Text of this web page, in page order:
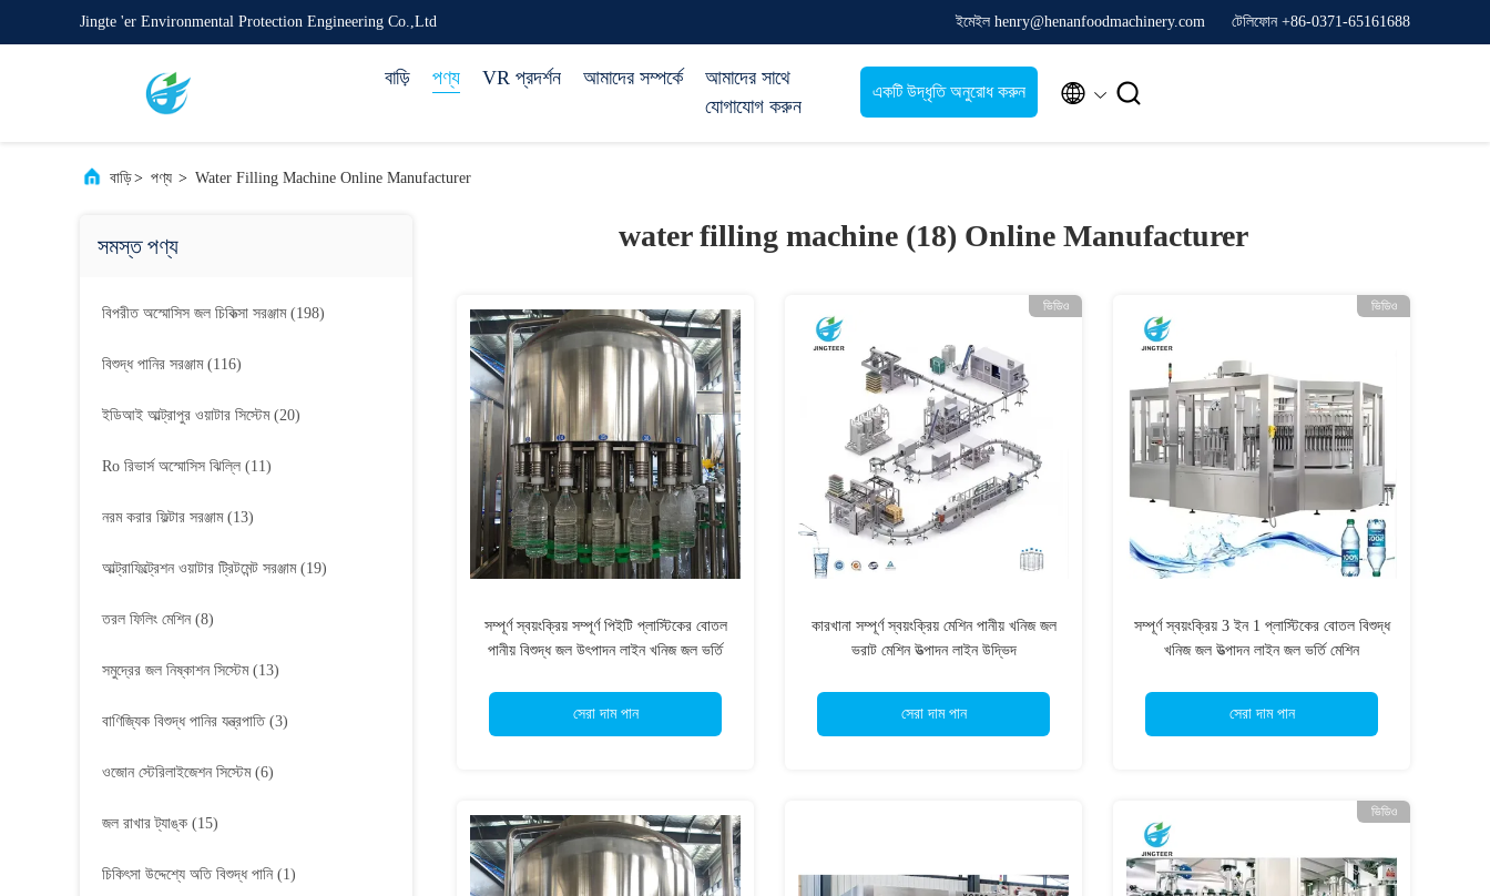
Jingte 'er Environmental Protection Engineering Co.,Ltd ইমেইল henry@henanfoodmachinery.com টেলিফোন +86-0371-65161688
বাড়ি পণ্য VR প্রদর্শন আমাদের সম্পর্কে
আমাদের সাথে
যোগাযোগ করুন
একটি উদ্ধৃতি অনুরোধ করুন  
বাড়ি> পণ্য > Water Filling Machine Online Manufacturer
সমস্ত পণ্য
বিপরীত অস্মোসিস জল চিকিত্সা সরঞ্জাম(198)
বিশুদ্ধ পানির সরঞ্জাম(116)
ইডিআই আল্ট্রাপুর ওয়াটার সিস্টেম(20)
Ro রিভার্স অস্মোসিস ঝিল্লি (11)
নরম করার ফিল্টার সরঞ্জাম(13)
আল্ট্রাফিল্ট্রেশন ওয়াটার ট্রিটমেন্ট সরঞ্জাম(19)
তরল ফিলিং মেশিন(8)
সমুদ্রের জল নিষ্কাশন সিস্টেম(13)
বাণিজ্যিক বিশুদ্ধ পানির যন্ত্রপাতি(3)
ওজোন স্টেরিলাইজেশন সিস্টেম(6)
জল রাখার ট্যাঙ্ক (15)
চিকিৎসা উদ্দেশ্যে অতি বিশুদ্ধ পানি(1)
water filling machine (18) Online Manufacturer
সম্পূর্ণ স্বয়ংক্রিয় সম্পূর্ণ পিইটি প্লাস্টিকের বোতল
পানীয় বিশুদ্ধ জল উৎপাদন লাইন খনিজ জল ভর্তি
সেরা দাম পান
ভিডিও
কারখানা সম্পূর্ণ স্বয়ংক্রিয় মেশিন পানীয় খনিজ জল
ভরাট মেশিন উত্পাদন লাইন উদ্ভিদ
সেরা দাম পান
ভিডিও
সম্পূর্ণ স্বয়ংক্রিয় 3 ইন 1 প্লাস্টিকের বোতল বিশুদ্ধ
খনিজ জল উত্পাদন লাইন জল ভর্তি মেশিন
সেরা দাম পান
ভিডিও